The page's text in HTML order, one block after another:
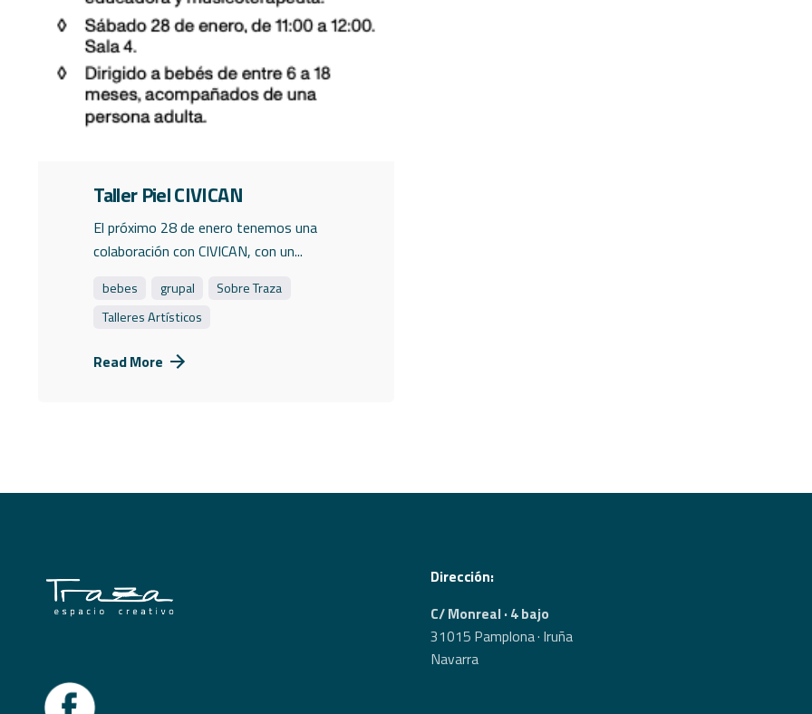
Taller Piel CIVICAN
El próximo 28 de enero tenemos una
colaboración con CIVICAN, con un...
bebes grupal
Sobre Traza
Talleres Artísticos
Read More
Dirección:
C/ Monreal · 4 bajo
31015 Pamplona · Iruña
Navarra